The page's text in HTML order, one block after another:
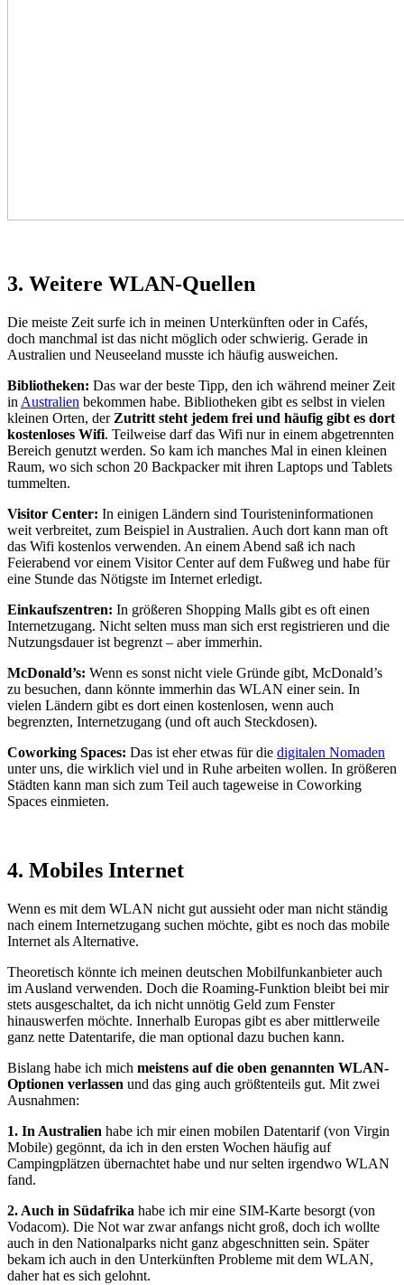
3. Weitere WLAN-Quellen
Die meiste Zeit surfe ich in meinen Unterkünften oder in Cafés,
doch manchmal ist das nicht möglich oder schwierig. Gerade in
Australien und Neuseeland musste ich häufig ausweichen.
Bibliotheken: Das war der beste Tipp, den ich während meiner Zeit
in Australien bekommen habe. Bibliotheken gibt es selbst in vielen
kleinen Orten, der Zutritt steht jedem frei und häufig gibt es dort
kostenloses Wifi. Teilweise darf das Wifi nur in einem abgetrennten
Bereich genutzt werden. So kam ich manches Mal in einen kleinen
Raum, wo sich schon 20 Backpacker mit ihren Laptops und Tablets
tummelten.
Visitor Center: In einigen Ländern sind Touristeninformationen
weit verbreitet, zum Beispiel in Australien. Auch dort kann man oft
das Wifi kostenlos verwenden. An einem Abend saß ich nach
Feierabend vor einem Visitor Center auf dem Fußweg und habe für
eine Stunde das Nötigste im Internet erledigt.
Einkaufszentren: In größeren Shopping Malls gibt es oft einen
Internetzugang. Nicht selten muss man sich erst registrieren und die
Nutzungsdauer ist begrenzt – aber immerhin.
McDonald’s: Wenn es sonst nicht viele Gründe gibt, McDonald’s
zu besuchen, dann könnte immerhin das WLAN einer sein. In
vielen Ländern gibt es dort einen kostenlosen, wenn auch
begrenzten, Internetzugang (und oft auch Steckdosen).
Coworking Spaces: Das ist eher etwas für die digitalen Nomaden
unter uns, die wirklich viel und in Ruhe arbeiten wollen. In größeren
Städten kann man sich zum Teil auch tageweise in Coworking
Spaces einmieten.
4. Mobiles Internet
Wenn es mit dem WLAN nicht gut aussieht oder man nicht ständig
nach einem Internetzugang suchen möchte, gibt es noch das mobile
Internet als Alternative.
Theoretisch könnte ich meinen deutschen Mobilfunkanbieter auch
im Ausland verwenden. Doch die Roaming-Funktion bleibt bei mir
stets ausgeschaltet, da ich nicht unnötig Geld zum Fenster
hinauswerfen möchte. Innerhalb Europas gibt es aber mittlerweile
ganz nette Datentarife, die man optional dazu buchen kann.
Bislang habe ich mich meistens auf die oben genannten WLAN-
Optionen verlassen und das ging auch größtenteils gut. Mit zwei
Ausnahmen:
1. In Australien habe ich mir einen mobilen Datentarif (von Virgin
Mobile) gegönnt, da ich in den ersten Wochen häufig auf
Campingplätzen übernachtet habe und nur selten irgendwo WLAN
fand.
2. Auch in Südafrika habe ich mir eine SIM-Karte besorgt (von
Vodacom). Die Not war zwar anfangs nicht groß, doch ich wollte
auch in den Nationalparks nicht ganz abgeschnitten sein. Später
bekam ich auch in den Unterkünften Probleme mit dem WLAN,
daher hat es sich gelohnt.